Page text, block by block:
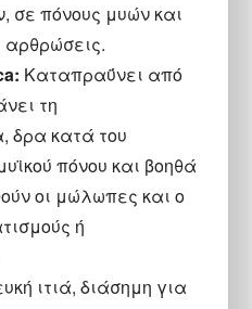
σε πόνους μυών και
αρθρώσεις.
Kαταπραΰνει από
τη
δρα κατά του
πόνου και βοηθά
οι μώλωπες και ο
ή
ιτιά, διάσημη για